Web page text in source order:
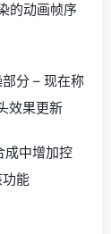
的动画帧序
分 – 现在称
效果更新
成中增加控
能